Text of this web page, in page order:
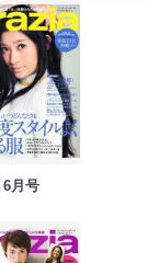
6月号